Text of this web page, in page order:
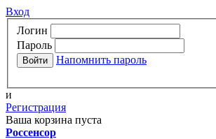
Вход
Логин
Пароль
Напомнить пароль
и
Регистрация
Ваша корзина пуста
Россенсор